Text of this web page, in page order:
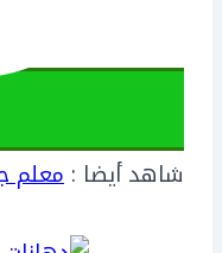
شاهد أيضا : معلم